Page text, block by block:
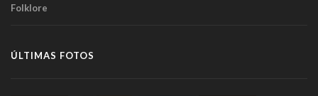
Folklore
ÚLTIMAS FOTOS